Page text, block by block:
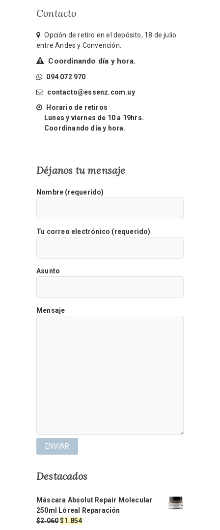
Contacto
Opción de retiro en el depósito, 18 de julio
entre Andes y Convención.
Coordinando día y hora.
094 072 970
contacto@essenz.com.uy
Horario de retiros
Lunes y viernes de 10 a 19hrs.
Coordinando día y hora.
Déjanos tu mensaje
Nombre (requerido)
Tu correo electrónico (requerido)
Asunto
Mensaje
Destacados
Máscara Absolut Repair Molecular
250ml Lóreal Reparación
$2.060El
$1.854El